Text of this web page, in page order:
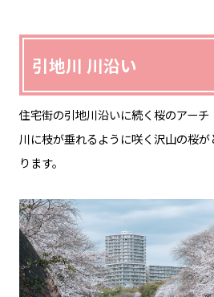
引地川 川沿い
住宅街の引地川沿いに続く桜のアーチ
川に枝が垂れるように咲く沢山の桜
ります。